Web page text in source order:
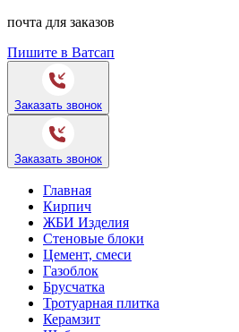
почта для заказов
Пишите в Ватсап
Заказать звонок
Заказать звонок
Главная
Кирпич
ЖБИ Изделия
Стеновые блоки
Цемент, смеси
Газоблок
Брусчатка
Тротуарная плитка
Керамзит